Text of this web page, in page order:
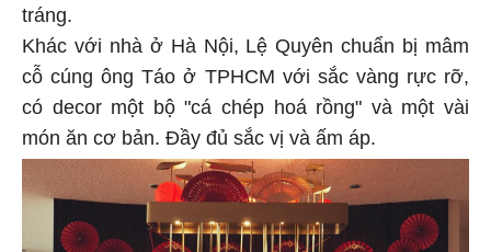
tráng.
Khác với nhà ở Hà Nội, Lệ Quyên chuẩn bị mâm
cỗ cúng ông Táo ở TPHCM với sắc vàng rực rỡ,
có decor một bộ "cá chép hoá rồng" và một vài
món ăn cơ bản. Đầy đủ sắc vị và ấm áp.